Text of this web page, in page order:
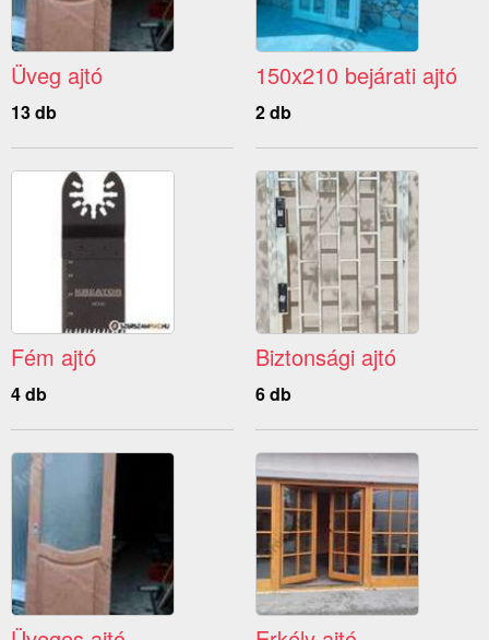
Üveg ajtó
13 db
150x210 bejárati ajtó
2 db
Fém ajtó
4 db
Biztonsági ajtó
6 db